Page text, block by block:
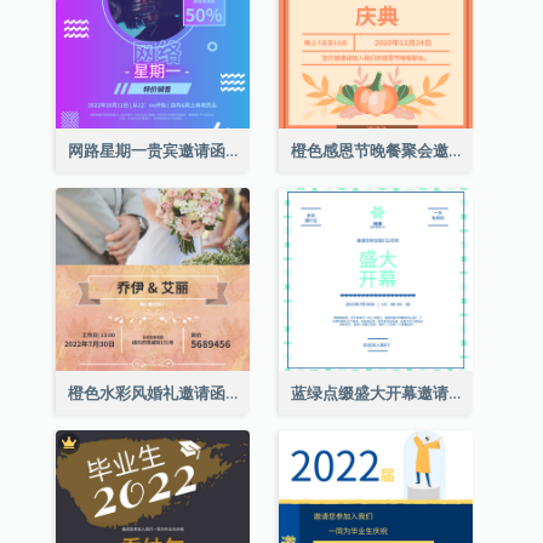
网路星期一贵宾邀请函 橙色感恩节晚餐聚会邀请函
橙色水彩风婚礼邀请函 蓝绿点缀盛大开幕邀请函